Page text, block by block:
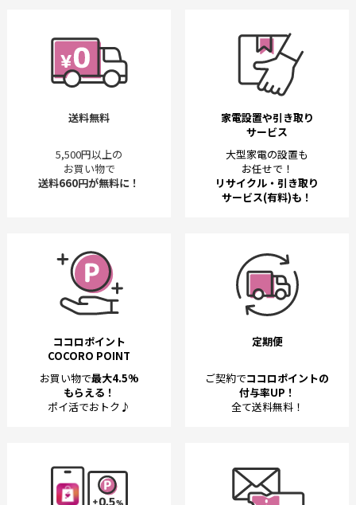
送料無料
5,500円以上の
お買い物で
送料660円が無料に！
家電設置や引き取り
サービス
大型家電の設置も
お任せで！
リサイクル・引き取り
サービス(有料)も！
ココロポイント
COCORO POINT
お買い物で最大4.5%
もらえる！
ポイ活でおトク♪
定期便
ご契約でココロポイントの
付与率UP！
全て送料無料！